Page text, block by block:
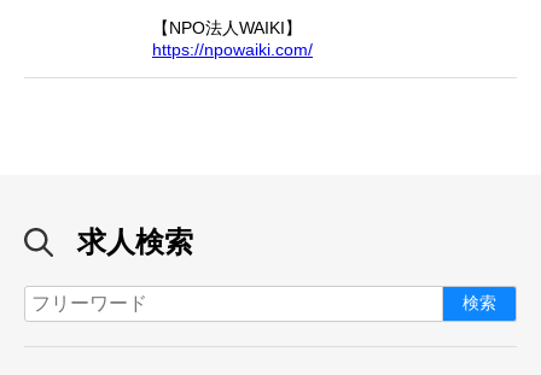
【NPO法人WAIKI】
https://npowaiki.com/
求人検索